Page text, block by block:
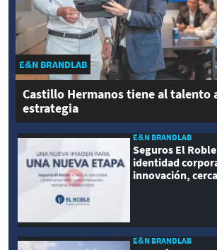
E&N BRANDLAB
Castillo Hermanos tiene al talento
estrategia
E&N BRANDLAB
Seguros El
identidad
innovación,
E&N BRANDLAB